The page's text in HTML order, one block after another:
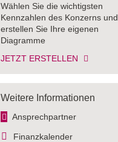
Wählen Sie die wichtigsten
Kennzahlen des Konzerns und
erstellen Sie Ihre eigenen
Diagramme
JETZT ERSTELLEN
Weitere Informationen
Ansprechpartner
Finanzkalender